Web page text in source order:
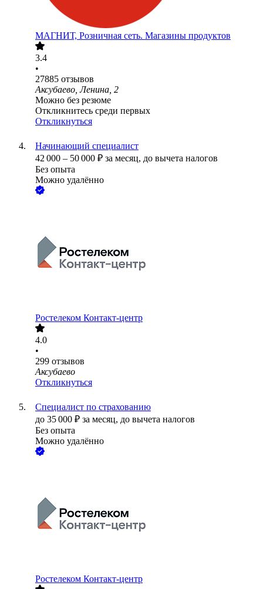
МАГНИТ, Розничная сеть. Магазины продуктов
3.4
•
27885 отзывов
Аксубаево, Ленина, 2
Можно без резюме
Откликнитесь среди первых
Откликнуться
Начинающий специалист
42 000 – 50 000 ₽ за месяц, до вычета налогов
Без опыта
Можно удалённо
Ростелеком Контакт-центр
4.0
•
299 отзывов
Аксубаево
Откликнуться
Специалист по страхованию
до 35 000 ₽ за месяц, до вычета налогов
Без опыта
Можно удалённо
Ростелеком Контакт-центр